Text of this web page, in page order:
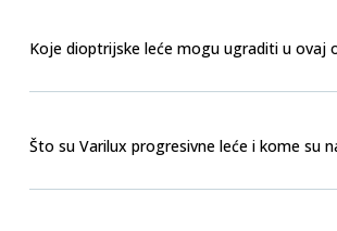
Koje dioptrijske leće mogu ugraditi u ovaj
Što su Varilux progresivne leće i kome su